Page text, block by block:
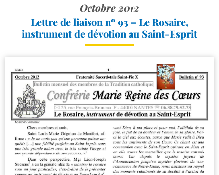
Octobre 2012
Lettre de liaison nº 93 – Le Rosaire,
instrument de dévotion au Saint-Esprit